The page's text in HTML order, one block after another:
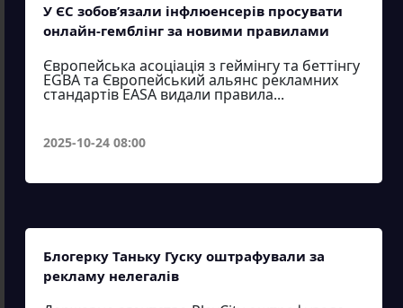
У ЄС зобов’язали інфлюенсерів просувати
онлайн-гемблінг за новими правилами
Європейська асоціація з геймінгу та беттінгу
EGBA та Європейський альянс рекламних
стандартів EASA видали правила...
2025-10-24 08:00
Блогерку Таньку Гуску оштрафували за
рекламу нелегалів